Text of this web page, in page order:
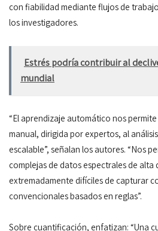
con fiabilidad mediante flujos de
los investigadores.
Estrés podría contribuir al
mundial
“El aprendizaje automático nos
manual, dirigida por expertos, al
escalable”, señalan los autores. “Nos
complejas de datos espectrales de alta
extremadamente difíciles de capturar
convencionales basados en reglas”.
Sobre cuantificación, enfatizan: “Una